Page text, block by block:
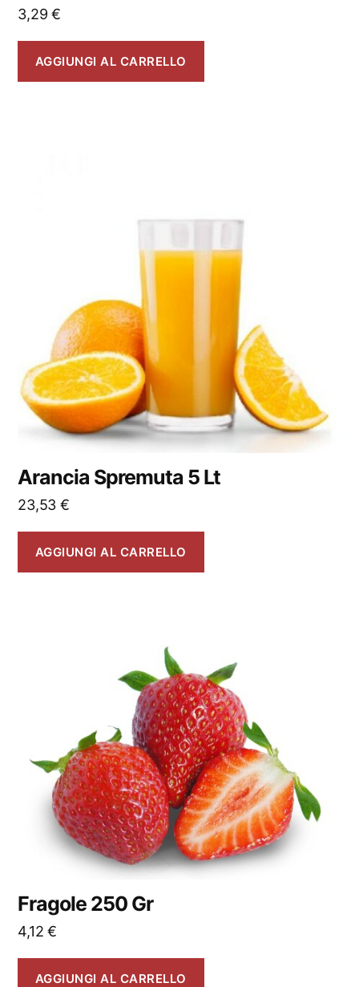
3,29€
AGGIUNGI AL CARRELLO
Arancia Spremuta 5 Lt
23,53 €
AGGIUNGI AL CARRELLO
Fragole 250 Gr
4,12€
AGGIUNGI AL CARRELLO